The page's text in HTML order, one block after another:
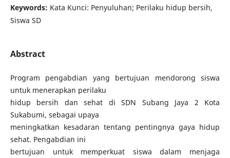
Keywords: Kata Kunci: Penyuluhan; Perilaku hidup bersih,
Siswa SD
Abstract
Program pengabdian yang bertujuan mendorong siswa
untuk menerapkan perilaku
hidup bersih dan sehat di SDN Subang Jaya 2 Kota
Sukabumi, sebagai upaya
meningkatkan kesadaran tentang pentingnya gaya hidup
sehat. Pengabdian ini
bertujuan untuk memperkuat siswa dalam menjaga